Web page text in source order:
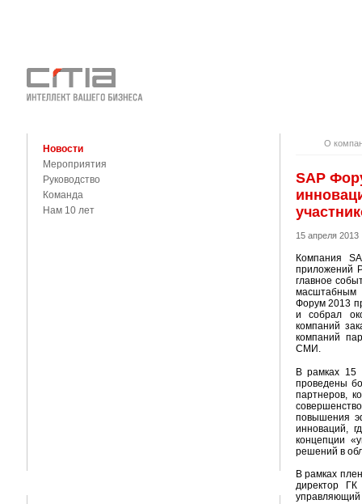
Новости
Мероприятия
Руководство
Команда
Нам 10 лет
О
SAP
15 апреля 2013
Компания
приложений
главное
масштабным
Форум 2013
и собрал
компаний
компаний
СМИ.
В рамках 15
проведены
партнеров,
повышения
инноваций,
концепции
решений в
В рамках
директор
управляющий